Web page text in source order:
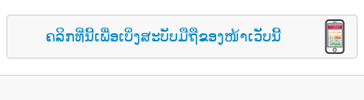
ຄລິກທີ່ນີ້ເພື່ອເບິ່ງສະບັບມືຖືຂອງໜ້າເວັບນີ້